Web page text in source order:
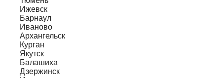
Ижевск
Барнаул
Иваново
Архангельск
Курган
Якутск
Балашиха
Дзержинск